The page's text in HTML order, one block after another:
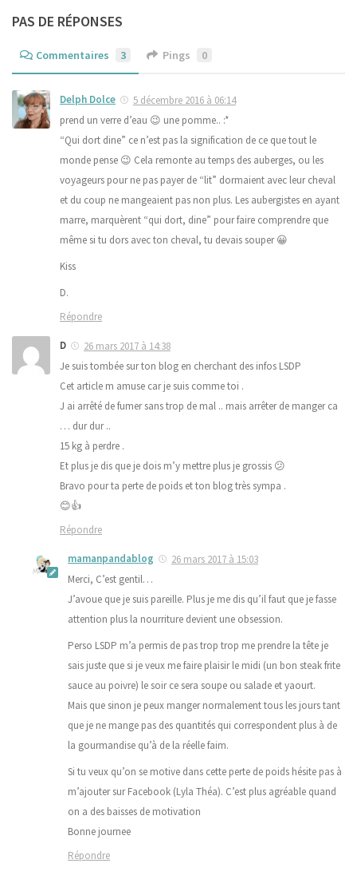
PAS DE RÉPONSES
Commentaires 3 Pings 0
Delph Dolce
5 décembre 2016 à 06:14
prend un verre d’eau 😉 une pomme.. :*
“Qui dort dine” ce n’est pas la signification de ce que tout le
monde pense 😉 Cela remonte au temps des auberges, ou les
voyageurs pour ne pas payer de “lit” dormaient avec leur cheval
et du coup ne mangeaient pas non plus. Les aubergistes en ayant
marre, marquèrent “qui dort, dine” pour faire comprendre que
même si tu dors avec ton cheval, tu devais souper 😀
Kiss
D.
Répondre
D
26 mars 2017 à 14:38
Je suis tombée sur ton blog en cherchant des infos LSDP
Cet article m amuse car je suis comme toi .
J ai arrêté de fumer sans trop de mal .. mais arrêter de manger ca
… dur dur ..
15 kg à perdre .
Et plus je dis que je dois m’y mettre plus je grossis 😕
Bravo pour ta perte de poids et ton blog très sympa .
😊👍
Répondre
mamanpandablog
26 mars 2017 à 15:03
Merci, C’est gentil…
J’avoue que je suis pareille. Plus je me dis qu’il faut que je fasse
attention plus la nourriture devient une obsession.
Perso LSDP m’a permis de pas trop trop me prendre la tête je
sais juste que si je veux me faire plaisir le midi (un bon steak frite
sauce au poivre) le soir ce sera soupe ou salade et yaourt.
Mais que sinon je peux manger normalement tous les jours tant
que je ne mange pas des quantités qui correspondent plus à de
la gourmandise qu’à de la réelle faim.
Si tu veux qu’on se motive dans cette perte de poids hésite pas à
m’ajouter sur Facebook (Lyla Théa). C’est plus agréable quand
on a des baisses de motivation
Bonne journee
Répondre